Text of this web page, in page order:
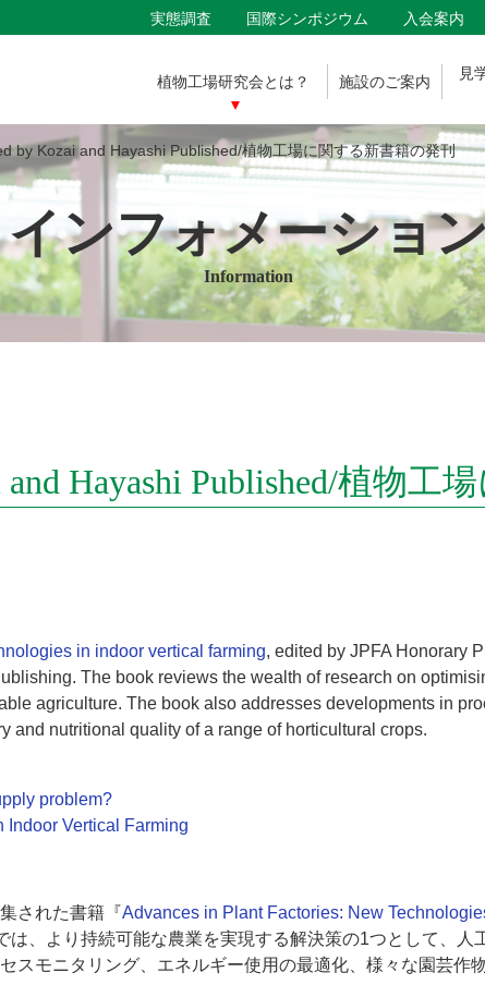
植物工場研究会とは？ 施設のご案内
見
実態調査 国際シンポジウム 入会案内
インフォメーショ
Information
Kozai and Hayashi Published/植物工場に関する新書籍の発刊
Hayashi Published/植物工
in indoor vertical farming, edited by JPFA Honorary
The book reviews the wealth of research on
agriculture. The book also addresses developments in
and nutritional quality of a range of horticultural crops.
problem?
Vertical Farming
された書籍『Advances in Plant Factories: New
、より持続可能な農業を実現する解決策の1つとして、
スモニタリング、エネルギー使用の最適化、様々な園芸作